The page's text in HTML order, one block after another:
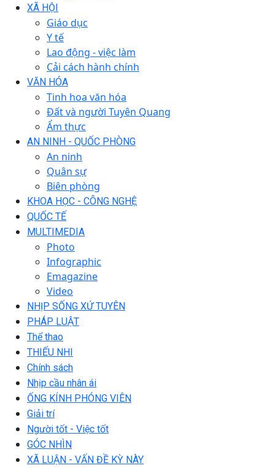
XÃ HỘI
Giáo dục
Y tế
Lao động - việc làm
Cải cách hành chính
VĂN HÓA
Tinh hoa văn hóa
Đất và người Tuyên Quang
Ẩm thực
AN NINH - QUỐC PHÒNG
An ninh
Quân sự
Biên phòng
KHOA HỌC - CÔNG NGHỆ
QUỐC TẾ
MULTIMEDIA
Photo
Infographic
Emagazine
Video
NHỊP SỐNG XỨ TUYÊN
PHÁP LUẬT
Thể thao
THIẾU NHI
Chính sách
Nhịp cầu nhân ái
ỐNG KÍNH PHÓNG VIÊN
Giải trí
Người tốt - Việc tốt
GÓC NHÌN
XÃ LUẬN - VẤN ĐỀ KỲ NÀY